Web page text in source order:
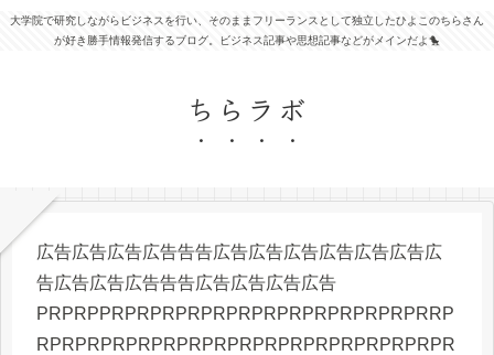
大学院で研究しながらビジネスを行い、そのままフリーランスとして独立したひよこのちらさん
が好き勝手情報発信するブログ。ビジネス記事や思想記事などがメインだよ🐤
ちらラボ
広告広告広告広告告告広告広告広告広告広告広告広
告広告広告広告告告広告広告広告広告
PRPRPPRPRPRPRPRPRPRPRPRPRPRPRPRRP
RPRPRPRPRPRPRPRPRPRPRPRPRPRPRPRPR